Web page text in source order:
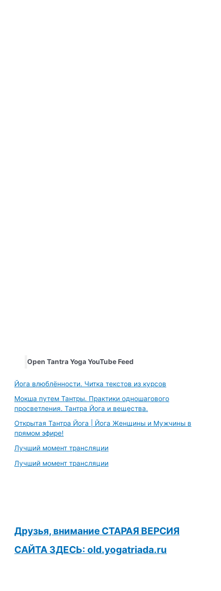
Open Tantra Yoga YouTube Feed
Йога влюблённости. Читка текстов из курсов
Мокша путем Тантры. Практики одношагового
просветления. Тантра Йога и вещества.
Открытая Тантра Йога | Йога Женщины и Мужчины в
прямом эфире!
Лучший момент трансляции
Лучший момент трансляции
Друзья, внимание СТАРАЯ ВЕРСИЯ
САЙТА ЗДЕСЬ: old.yogatriada.ru